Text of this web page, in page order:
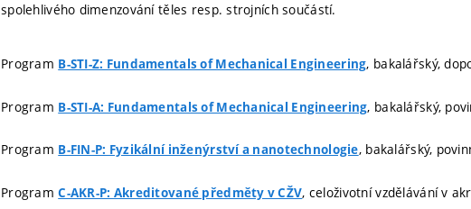
spolehlivého dimenzování těles resp. strojních součástí.
Program B-STI-Z: Fundamentals of Mechanical Engineering, bakalářský,
Program B-STI-A: Fundamentals of Mechanical Engineering, bakalářský,
Program B-FIN-P: Fyzikální inženýrství a nanotechnologie, bakalářský,
ProgramC-AKR-P: Akreditované předměty v CŽV, celoživotní vzdělávání v